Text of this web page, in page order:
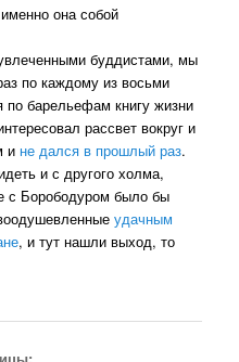
она собой
буддистами, мы
по каждому из восьми
по барельефам книгу жизни
рассвет вокруг и
и не дался в прошлый раз.
и с другого холма,
с Борободуром было бы
удачным
, и тут нашли выход, то